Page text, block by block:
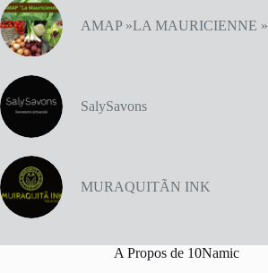
AMAP »LA MAURICIENNE »
SalySavons
MURAQUITÃN INK
A Propos de 10Namic